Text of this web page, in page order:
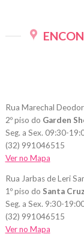
Rua Marechal
2º piso do Garden
Seg. a Sex. 09:30-
(32) 991046515
Ver no Mapa
Rua Jarbas de Leri
1º piso do Santa
Seg. a Sex. 9:30-
(32) 991046515
Ver no Mapa